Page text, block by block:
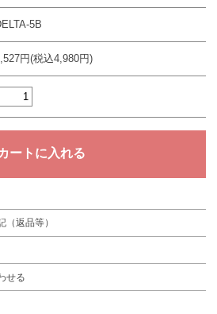
5B
円(税込4,980円)
返品等）
せる